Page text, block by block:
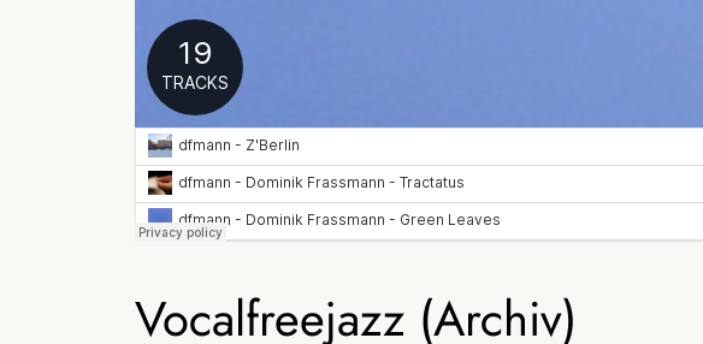
Vocalfreejazz (Archiv)